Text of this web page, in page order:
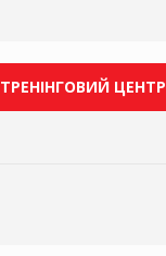
ТРЕНІНГОВИЙ ЦЕНТР